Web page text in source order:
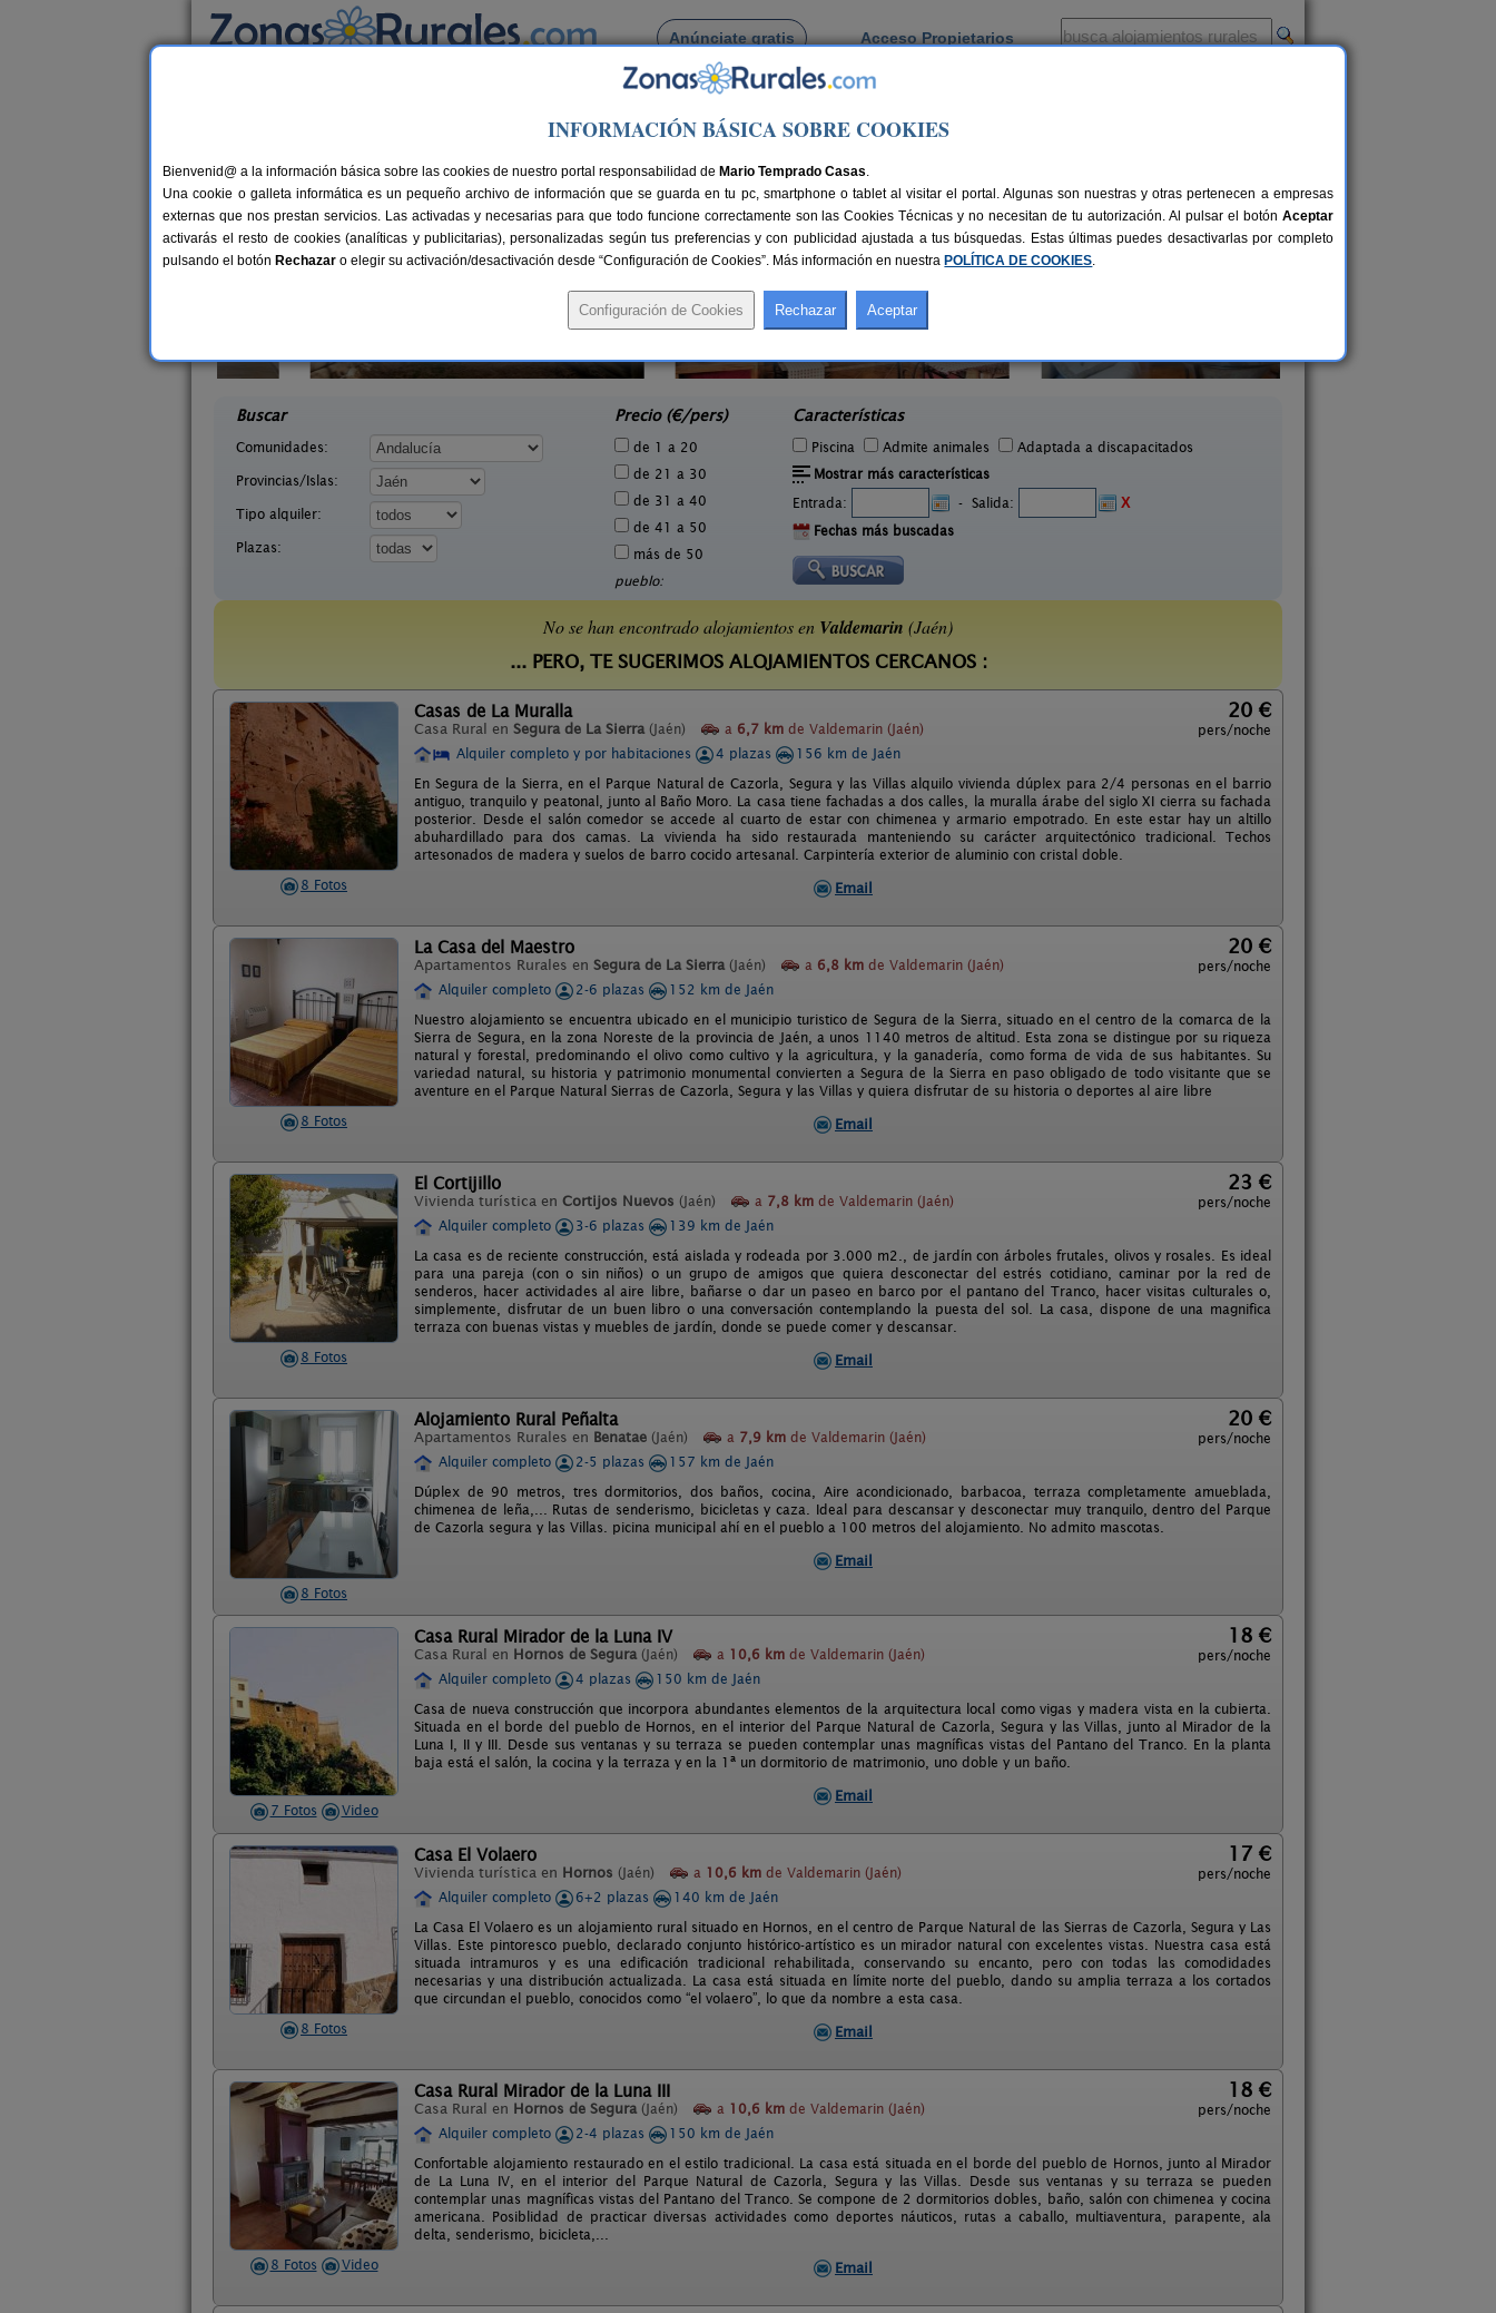
Anúnciate gratis Acceso Propietarios
Busca por pueblo
Casas Rurales cerca de Valdemarin
29 €
Casa La Ronda
Buscar
Comunidades:
Provincias/Islas:
Tipo alquiler:
Plazas:
Precio (€/pers)
de 1 a 20
de 21 a 30
de 31 a 40
de 41 a 50
más de 50
pueblo:
Características
Piscina Admite animales
Adaptada a discapacitados
Mostrar más características
Entrada:
- Salida:
X
Fechas más buscadas
No se han encontrado alojamientos en Valdemarin (Jaén)
... PERO, TE SUGERIMOS ALOJAMIENTOS CERCANOS :
8 Fotos
Casas de La Muralla
Casa Rural en Segura de La Sierra (Jaén) a 6,7 km de Valdemarin (Jaén)
20 €
pers/noche
Alquiler completo y por habitaciones
4 plazas
156 km de Jaén
En Segura de la Sierra, en el Parque Natural de Cazorla, Segura y las Villas alquilo vivienda dúplex para 2/4 personas en el barrio
antiguo, tranquilo y peatonal, junto al Baño Moro. La casa tiene fachadas a dos calles, la muralla árabe del siglo XI cierra su fachada
posterior. Desde el salón comedor se accede al cuarto de estar con chimenea y armario empotrado. En este estar hay un altillo
abuhardillado para dos camas. La vivienda ha sido restaurada manteniendo su carácter arquitectónico tradicional. Techos
artesonados de madera y suelos de barro cocido artesanal. Carpintería exterior de aluminio con cristal doble.
Email
8 Fotos
La Casa del Maestro
Apartamentos Rurales en Segura de La Sierra (Jaén) a 6,8 km de Valdemarin (Jaén)
20 €
pers/noche
Alquiler completo
2-6 plazas
152 km de Jaén
Nuestro alojamiento se encuentra ubicado en el municipio turistico de Segura de la Sierra, situado en el centro de la comarca de la
Sierra de Segura, en la zona Noreste de la provincia de Jaén, a unos 1140 metros de altitud. Esta zona se distingue por su riqueza
natural y forestal, predominando el olivo como cultivo y la agricultura, y la ganadería, como forma de vida de sus habitantes. Su
variedad natural, su historia y patrimonio monumental convierten a Segura de la Sierra en paso obligado de todo visitante que se
aventure en el Parque Natural Sierras de Cazorla, Segura y las Villas y quiera disfrutar de su historia o deportes al aire libre
Email
8 Fotos
El Cortijillo
Vivienda turística en Cortijos Nuevos (Jaén) a 7,8 km de Valdemarin (Jaén)
23 €
pers/noche
Alquiler completo
3-6 plazas
139 km de Jaén
La casa es de reciente construcción, está aislada y rodeada por 3.000 m2., de jardín con árboles frutales, olivos y rosales. Es ideal
para una pareja (con o sin niños) o un grupo de amigos que quiera desconectar del estrés cotidiano, caminar por la red de
senderos, hacer actividades al aire libre, bañarse o dar un paseo en barco por el pantano del Tranco, hacer visitas culturales o,
simplemente, disfrutar de un buen libro o una conversación contemplando la puesta del sol. La casa, dispone de una magnifica
terraza con buenas vistas y muebles de jardín, donde se puede comer y descansar.
Email
8 Fotos
Alojamiento Rural Peñalta
Apartamentos Rurales en Benatae (Jaén) a 7,9 km de Valdemarin (Jaén)
20 €
pers/noche
Alquiler completo
2-5 plazas
157 km de Jaén
Dúplex de 90 metros, tres dormitorios, dos baños, cocina, Aire acondicionado, barbacoa, terraza completamente amueblada,
chimenea de leña,... Rutas de senderismo, bicicletas y caza. Ideal para descansar y desconectar muy tranquilo, dentro del Parque
de Cazorla segura y las Villas. picina municipal ahí en el pueblo a 100 metros del alojamiento. No admito mascotas.
Email
7 Fotos Video
Casa Rural Mirador de la Luna IV
Casa Rural en Hornos de Segura (Jaén) a 10,6 km de Valdemarin (Jaén)
18 €
pers/noche
Alquiler completo
4 plazas
150 km de Jaén
Casa de nueva construcción que incorpora abundantes elementos de la arquitectura local como vigas y madera vista en la cubierta.
Situada en el borde del pueblo de Hornos, en el interior del Parque Natural de Cazorla, Segura y las Villas, junto al Mirador de la
Luna I, II y III. Desde sus ventanas y su terraza se pueden contemplar unas magníficas vistas del Pantano del Tranco. En la planta
baja está el salón, la cocina y la terraza y en la 1ª un dormitorio de matrimonio, uno doble y un baño.
Email
8 Fotos
Casa El Volaero
Vivienda turística en Hornos (Jaén) a 10,6 km de Valdemarin (Jaén)
17 €
pers/noche
Alquiler completo
6+2 plazas
140 km de Jaén
La Casa El Volaero es un alojamiento rural situado en Hornos, en el centro de Parque Natural de las Sierras de Cazorla, Segura y Las
Villas. Este pintoresco pueblo, declarado conjunto histórico-artístico es un mirador natural con excelentes vistas. Nuestra casa está
situada intramuros y es una edificación tradicional rehabilitada, conservando su encanto, pero con todas las comodidades
necesarias y una distribución actualizada. La casa está situada en límite norte del pueblo, dando su amplia terraza a los cortados
que circundan el pueblo, conocidos como “el volaero”, lo que da nombre a esta casa.
Email
8 Fotos Video
Casa Rural Mirador de la Luna III
Casa Rural en Hornos de Segura (Jaén) a 10,6 km de Valdemarin (Jaén)
18 €
pers/noche
Alquiler completo
2-4 plazas
150 km de Jaén
Confortable alojamiento restaurado en el estilo tradicional. La casa está situada en el borde del pueblo de Hornos, junto al Mirador
de La Luna IV, en el interior del Parque Natural de Cazorla, Segura y las Villas. Desde sus ventanas y su terraza se pueden
contemplar unas magníficas vistas del Pantano del Tranco. Se compone de 2 dormitorios dobles, baño, salón con chimenea y cocina
americana. Posiblidad de practicar diversas actividades como deportes náuticos, rutas a caballo, multiaventura, parapente, ala
delta, senderismo, bicicleta,...
Email
INFORMACIÓN BÁSICA SOBRE COOKIES
Bienvenid@ a la información básica sobre las cookies de nuestro portal responsabilidad de Mario Temprado Casas.
Una cookie o galleta informática es un pequeño archivo de información que se guarda en tu pc, smartphone o tablet al visitar el portal. Algunas son nuestras y otras pertenecen a empresas
externas que nos prestan servicios. Las activadas y necesarias para que todo funcione correctamente son las Cookies Técnicas y no necesitan de tu autorización. Al pulsar el botón Aceptar
activarás el resto de cookies (analíticas y publicitarias), personalizadas según tus preferencias y con publicidad ajustada a tus búsquedas. Estas últimas puedes desactivarlas por completo
pulsando el botón Rechazar o elegir su activación/desactivación desde “Configuración de Cookies”. Más información en nuestra POLÍTICA DE COOKIES.